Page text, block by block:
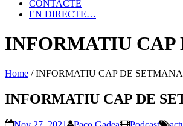
CONTACTE
EN DIRECTE…
INFORMATIU CAP
Home /INFORMATIU CAP DE SETMANA
INFORMATIU CAP DE